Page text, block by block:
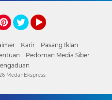
Karir
Pasang Iklan
Pedoman Media Siber
MedanEkspress